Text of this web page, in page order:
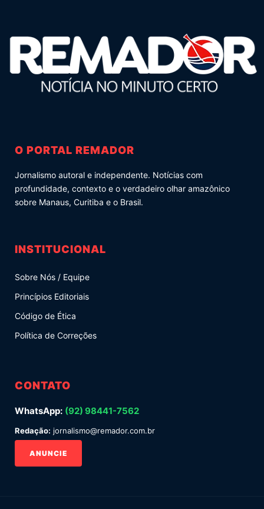
O PORTAL REMADOR
Jornalismo autoral e independente. Notícias com
profundidade, contexto e o verdadeiro olhar amazônico
sobre Manaus, Curitiba e o Brasil.
INSTITUCIONAL
Sobre Nós / Equipe
Princípios Editoriais
Código de Ética
Política de Correções
CONTATO
WhatsApp: (92) 98441-7562
Redação: jornalismo@remador.com.br
ANUNCIE